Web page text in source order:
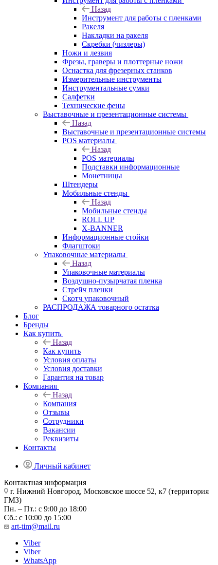
Назад
Инструмент для работы с пленками
Ракеля
Накладки на ракеля
Скребки (чизлеры)
Ножи и лезвия
Фрезы, граверы и плоттерные ножи
Оснастка для фрезерных станков
Измерительные инструменты
Инструментальные сумки
Салфетки
Технические фены
Выставочные и презентационные системы
Назад
Выставочные и презентационные системы
POS материалы
Назад
POS материалы
Подставки информационные
Монетницы
Штендеры
Мобильные стенды
Назад
Мобильные стенды
ROLL UP
X-BANNER
Информационные стойки
Флагштоки
Упаковочные материалы
Назад
Упаковочные материалы
Воздушно-пузырчатая пленка
Стрейч пленки
Скотч упаковочный
РАСПРОДАЖА товарного остатка
Блог
Бренды
Как купить
Назад
Как купить
Условия оплаты
Условия доставки
Гарантия на товар
Компания
Назад
Компания
Отзывы
Сотрудники
Вакансии
Реквизиты
Контакты
Личный кабинет
Контактная информация
г. Нижний Новгород, Московское шоссе 52, к7 (территория
ГМЗ)
Пн. – Пт.: с 9:00 до 18:00
Сб.: с 10:00 до 15:00
art-tim@mail.ru
Viber
Viber
WhatsApp